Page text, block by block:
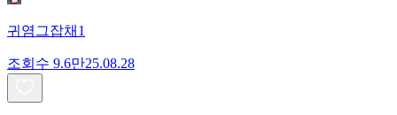
귀염그잡채1
조회수 9.6만25.08.28